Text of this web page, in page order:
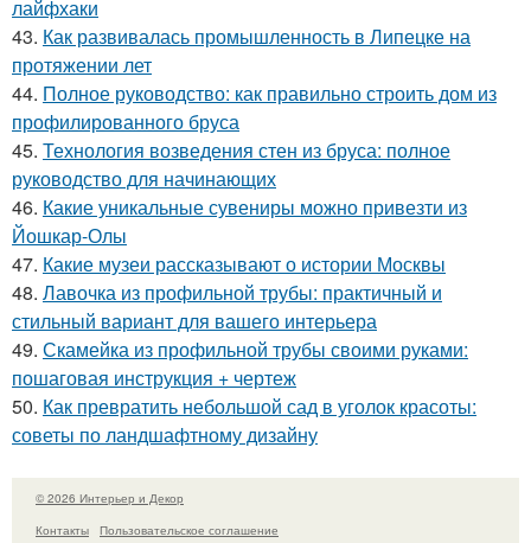
лайфхаки
43. Как развивалась промышленность в Липецке на
протяжении лет
44. Полное руководство: как правильно строить дом из
профилированного бруса
45. Технология возведения стен из бруса: полное
руководство для начинающих
46. Какие уникальные сувениры можно привезти из
Йошкар-Олы
47. Какие музеи рассказывают о истории Москвы
48. Лавочка из профильной трубы: практичный и
стильный вариант для вашего интерьера
49. Скамейка из профильной трубы своими руками:
пошаговая инструкция + чертеж
50. Как превратить небольшой сад в уголок красоты:
советы по ландшафтному дизайну
© 2026 Интерьер и Декор
Контакты
Пользовательское соглашение